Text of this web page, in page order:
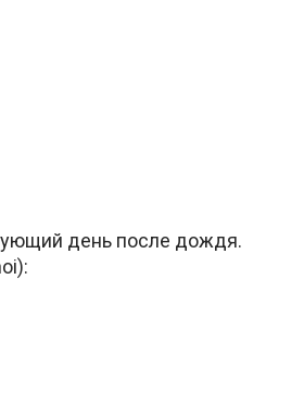
день после дождя.